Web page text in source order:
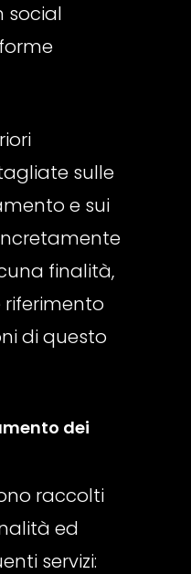
social
sulle
e sui
finalità,
riferimento
di questo
dei
raccolti
ed
servizi: